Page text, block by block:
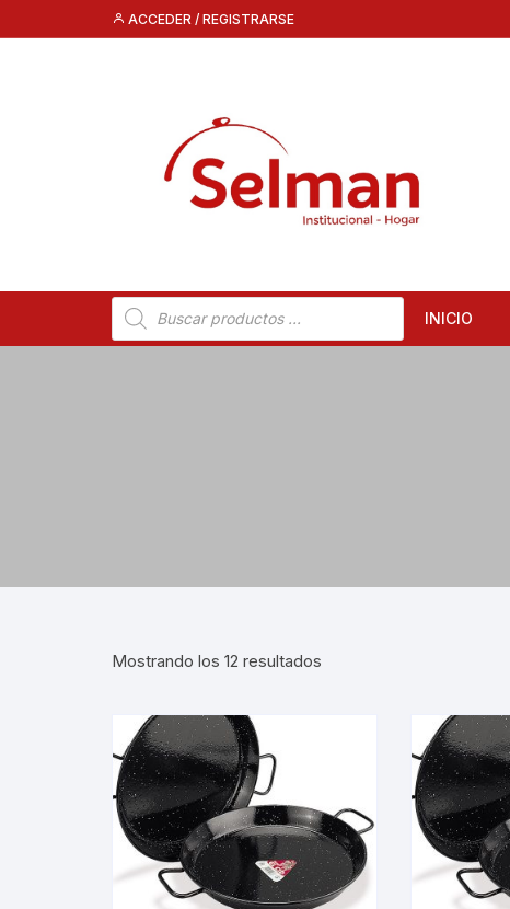
al
ACCEDER / REGISTRARSE
Búsqueda
de
INICIO
Mostrando los 12 resultados